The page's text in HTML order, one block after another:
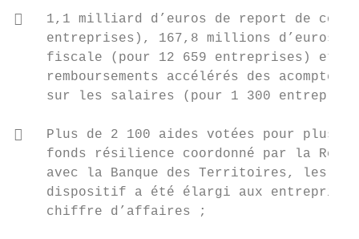
   1,1 milliard d’euros de report de
entreprises), 167,8 millions d’euros
fiscale (pour 12 659 entreprises) et
remboursements accélérés des acomptes
sur les salaires (pour 1 300
   Plus de 2 100 aides votées pour plus
fonds résilience coordonné par la
avec la Banque des Territoires, les
dispositif a été élargi aux
    chiffre d’affaires ;